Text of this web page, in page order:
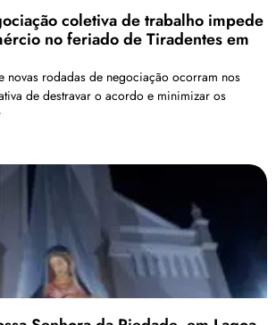
coletiva de trabalho impede
no feriado de Tiradentes em
novas rodadas de negociação ocorram nos
de destravar o acordo e minimizar os